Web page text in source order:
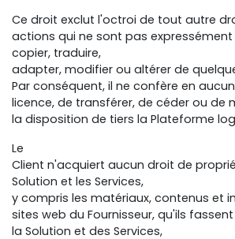
Ce droit exclut l'octroi de tout autre
actions qui ne sont pas
copier, traduire,
adapter, modifier ou altérer de
Par conséquent, il ne confère en
licence, de transférer, de céder ou de
la disposition de tiers la Plateforme
Le
Client n'acquiert aucun droit de
Solution et les Services,
y compris les matériaux, contenus et
sites web du Fournisseur, qu'ils
la Solution et des Services,